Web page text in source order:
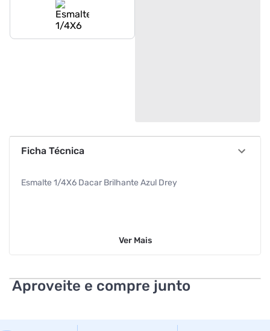
Ficha Técnica
Esmalte 1/4X6 Dacar Brilhante Azul Drey
Ver Mais
Aproveite e compre junto